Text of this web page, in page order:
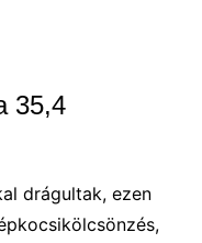
35,4
drágultak, ezen